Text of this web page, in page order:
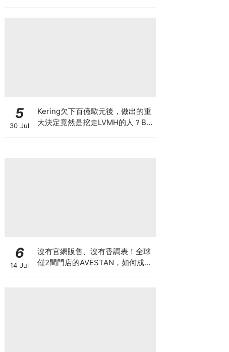
5
30 Jul
Kering欠下百億歐元後，做出的重
大決定竟然是挖走LVMH的人？BV
6
14 Jul
沒有官網販售、沒有香調表！全球
僅2間門店的AVESTAN，如何成為